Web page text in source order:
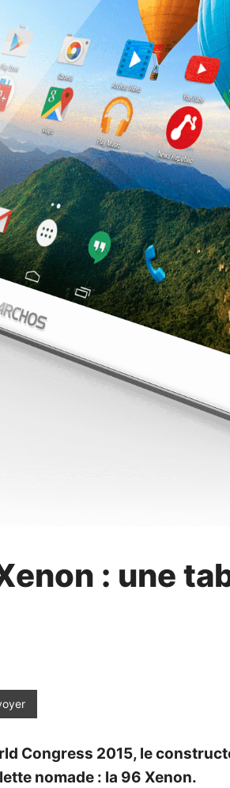
: une
Congress 2015, le
nomade : la 96 Xenon.